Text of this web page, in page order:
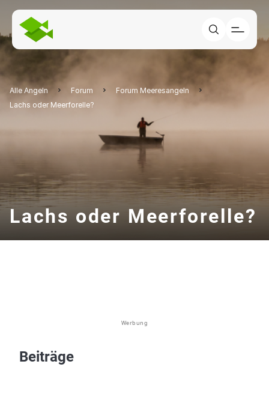
Alle Angeln Forum
Forum Meeresangeln
Lachs oder Meerforelle?
Lachs oder Meerforelle?
Werbung
Beiträge